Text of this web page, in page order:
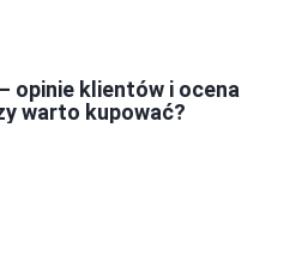
opinie klientów i ocena
warto kupować?